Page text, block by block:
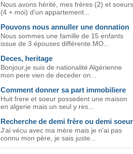
Nous avons hérité, mes frères (2) et soeurs
(4 + moi) d'un appartement...
Pouvons nous annuller une donnation
Nous sommes une famille de 15 enfants
issue de 3 épouses différente.MO...
Deces, heritage
Bonjour,je suis de nationalité Algérienne
mon pere vien de deceder on...
Comment donner sa part immobiliere
Huit frere et soeur possedent une maison
en algerie mais un seul y res...
Recherche de demi frère ou demi soeur
J'ai vécu avec ma mère mais je n'ai pas
connu mon père, je sais juste...